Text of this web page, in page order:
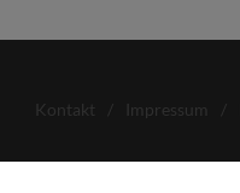
Kontakt / Impressum /